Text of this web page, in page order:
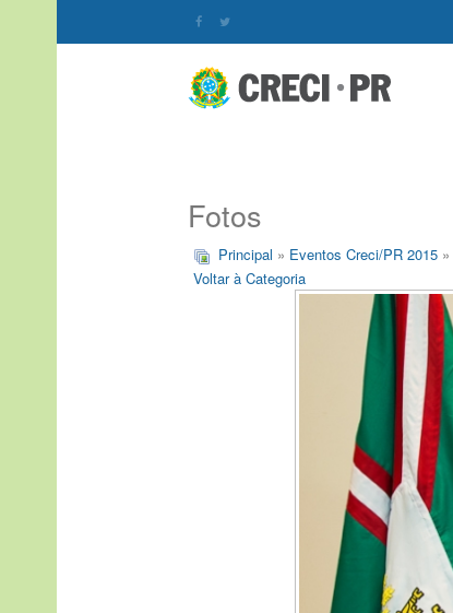
Fotos
Principal » Eventos Creci/PR 2015 »
Voltar à Categoria